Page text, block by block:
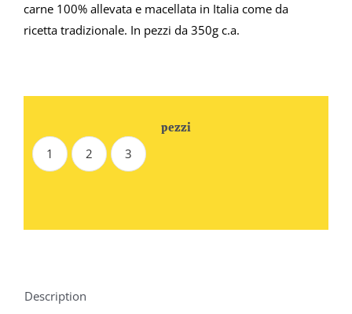
carne 100% allevata e macellata in Italia come da
ricetta tradizionale. In pezzi da 350g c.a.
pezzi
1 2 3
Description